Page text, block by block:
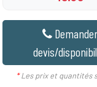
Demander
devis/
*Les prix et quantités